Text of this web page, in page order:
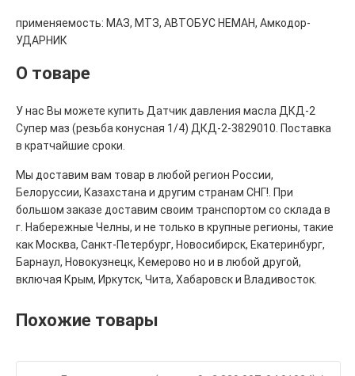
применяемость: МАЗ, МТЗ, АВТОБУС НЕМАН, Амкодор-
УДАРНИК
О товаре
У нас Вы можете купить Датчик давления масла ДКД-2
Супер маз (резьба конусная 1/4) ДКД-2-3829010. Поставка
в кратчайшие сроки.
Мы доставим вам товар в любой регион России,
Белоруссии, Казахстана и другим странам СНГ!. При
большом заказе доставим своим транспортом со склада в
г. Набережные Челны, и не только в крупные регионы, такие
как Москва, Санкт-Петербург, Новосибирск, Екатеринбург,
Барнаул, Новокузнецк, Кемерово но и в любой другой,
включая Крым, Иркутск, Чита, Хабаровск и Владивосток.
Похожие товары